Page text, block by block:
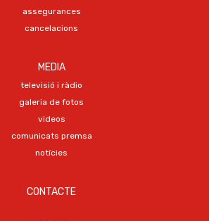
assegurances
cancelacions
MEDIA
televisió i ràdio
galeria de fotos
videos
comunicats premsa
notícies
CONTACTE